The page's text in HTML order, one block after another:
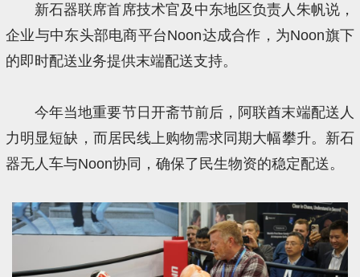
新石器联席首席技术官及中东地区负责人朱帆说，
企业与中东头部电商平台Noon达成合作，为Noon旗下
的即时配送业务提供末端配送支持。
今年当地重要节日开斋节前后，阿联酋末端配送人
力明显短缺，而居民线上购物需求同期大幅攀升。新石
器无人车与Noon协同，确保了民生物资的稳定配送。